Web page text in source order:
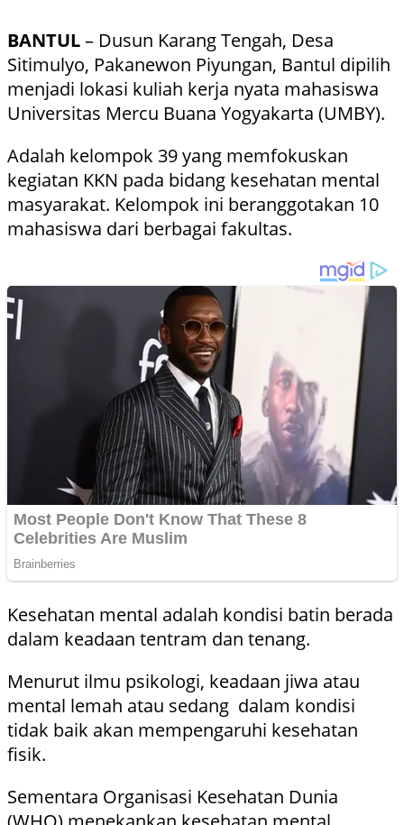
BANTUL– Dusun Karang Tengah, Desa
Sitimulyo, Pakanewon Piyungan, Bantul dipilih
menjadi lokasi kuliah kerja nyata mahasiswa
Universitas Mercu Buana Yogyakarta (UMBY).
Adalah kelompok 39 yang memfokuskan
kegiatan KKN pada bidang kesehatan mental
masyarakat. Kelompok ini beranggotakan 10
mahasiswa dari berbagai fakultas.
Kesehatan mental adalah kondisi batin berada
dalam keadaan tentram dan tenang.
Menurut ilmu psikologi, keadaan jiwa atau
mental lemah atau sedang dalam kondisi
tidak baik akan mempengaruhi kesehatan
fisik.
Sementara Organisasi Kesehatan Dunia